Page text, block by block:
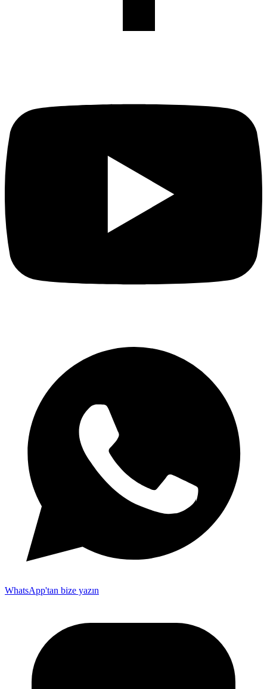
WhatsApp'tan bize yazın